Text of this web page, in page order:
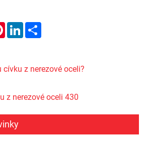
PinterestLinkedIn
z nerezové oceli?
z nerezové oceli 430